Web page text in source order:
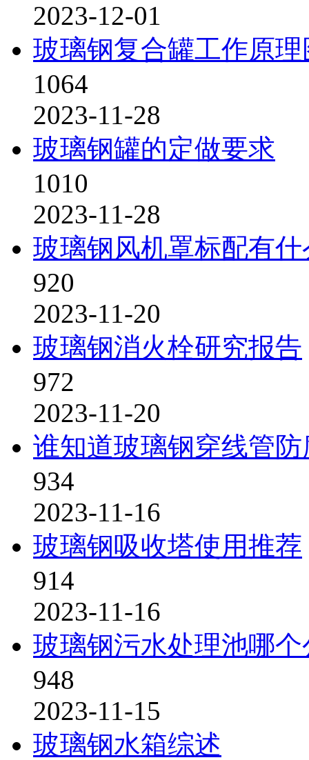
2023-12-01
玻璃钢复合罐工作原理
1064
2023-11-28
玻璃钢罐的定做要求
1010
2023-11-28
玻璃钢风机罩标配有什
920
2023-11-20
玻璃钢消火栓研究报告
972
2023-11-20
谁知道玻璃钢穿线管
934
2023-11-16
玻璃钢吸收塔使用推荐
914
2023-11-16
玻璃钢污水处理池哪
948
2023-11-15
玻璃钢水箱综述